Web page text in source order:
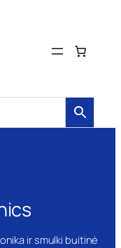
ir smulki buitinė